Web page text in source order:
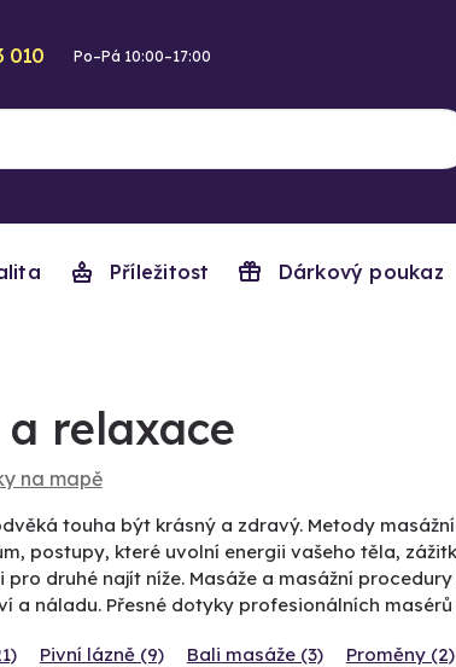
010 Po–Pá 10:00–17:00
Příležitost Dárkový poukaz
a relaxace
na mapě
touha být krásný a zdravý. Metody
postupy, které uvolní energii vašeho těla,
pro druhé najít níže. Masáže a masážní
a náladu. Přesné dotyky profesionálních
Pivní lázně (9) Bali masáže (3) Proměny (2)